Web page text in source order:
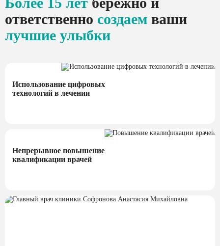
ответственно создаем ваши
лучшие улыбки
Использование цифровых
технологий в лечении
Непрерывное повышение
квалификации врачей